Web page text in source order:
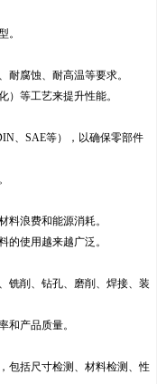
。
耐腐蚀、耐高温等要求。
）等工艺来提升性能。
、SAE等），以确保零部件
料浪费和能源消耗。
的使用越来越广泛。
铣削、钻孔、磨削、焊接、装
和产品质量。
包括尺寸检测、材料检测、性